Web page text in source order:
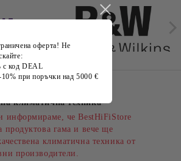
климатична техника
информираме, че BestHiFiStore
продуктова гама и вече ще
климатична техника от
производители.
оферта! Не
с код DEAL
при поръчки над 5000 €